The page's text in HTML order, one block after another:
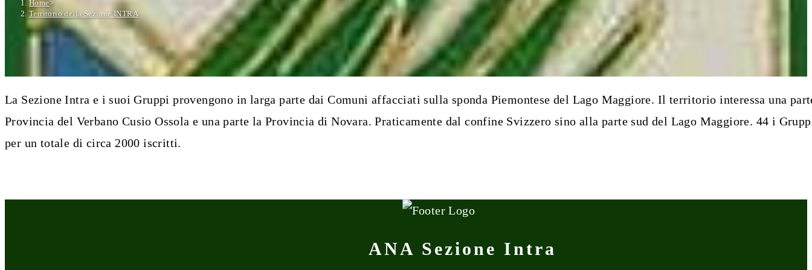
Home>
Territorio della Sezione INTRA
La Sezione Intra e i suoi Gruppi provengono in larga parte dai Comuni affacciati sulla sponda Piemontese del Lago Maggiore. Il territorio interessa una
Provincia del Verbano Cusio Ossola e una parte la Provincia di Novara. Praticamente dal confine Svizzero sino alla parte sud del Lago Maggiore. 44 i
per un totale di circa 2000 iscritti.
ANA Sezione Intra